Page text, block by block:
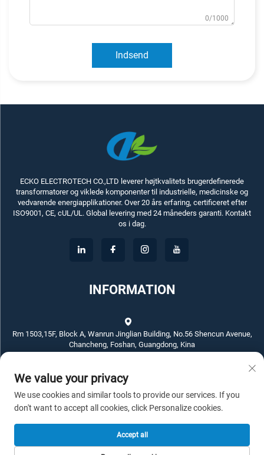
0/1000
Indsend
ECKO ELECTROTECH CO.,LTD leverer højtkvalitets brugerdefinerede
transformatorer og viklede komponenter til industrielle, medicinske og
vedvarende energiapplikationer. Over 20 års erfaring, certificeret efter
ISO9001, CE, cUL/UL. Global levering med 24 måneders garanti. Kontakt
os i dag.
INFORMATION
Rm 1503,15F, Block A, Wanrun Jinglian Building, No.56 Shencun Avenue,
Chancheng, Foshan, Guangdong, Kina
+86-757-83789311
[email protected]
Copyright © 2026 ECKO ELECTROTECH CO.,LTD. Alle rettigheder
We value your privacy
We use cookies and similar tools to provide our services. If you
don't want to accept all cookies, click Personalize cookies.
Accept all